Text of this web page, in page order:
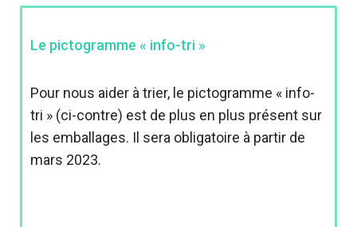
Le pictogramme « info-tri »
Pour nous aider à trier, le pictogramme « info-
tri » (ci-contre) est de plus en plus présent sur
les emballages. Il sera obligatoire à partir de
mars 2023.